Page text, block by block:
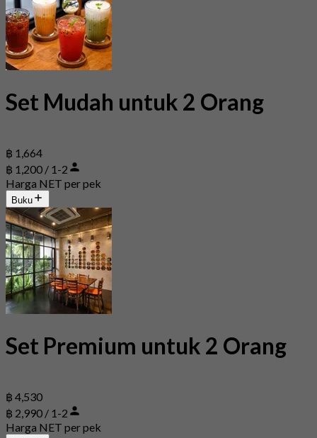
Set Mudah untuk 2 Orang
฿ 1,664
฿ 1,200 / 1-2
Harga NET per pek
Buku
Set Premium untuk 2 Orang
฿ 4,530
฿ 2,990 / 1-2
Harga NET per pek